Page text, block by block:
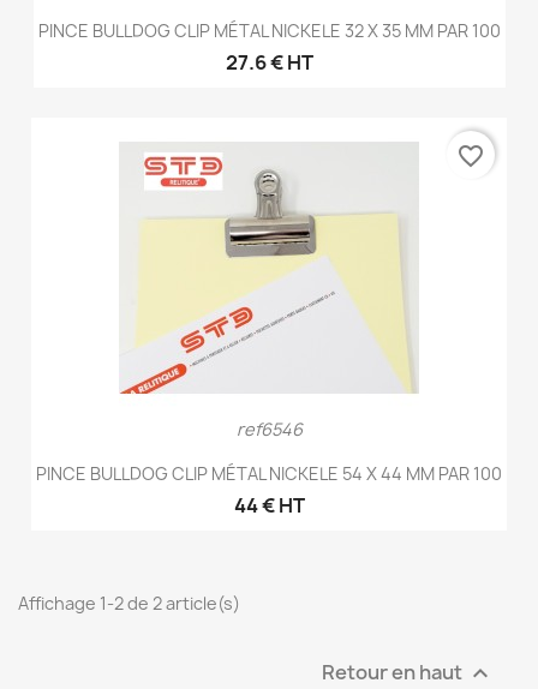
PINCE BULLDOG CLIP MÉTAL NICKELE 32 X 35 MM PAR 100
27.6 € HT
ref6546
PINCE BULLDOG CLIP MÉTAL NICKELE 54 X 44 MM PAR 100
44 € HT
favorite_border
Affichage 1-2 de 2 article(s)
Retour en haut 